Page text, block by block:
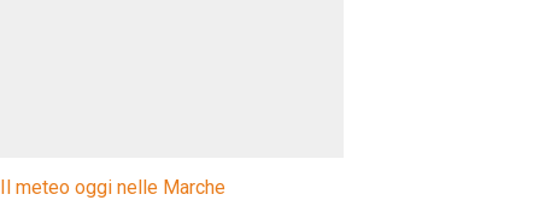
Il meteo oggi nelle Marche